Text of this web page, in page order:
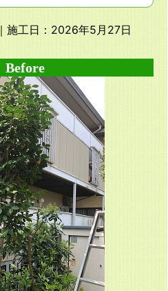
｜施工日：2026年5月27日
Before